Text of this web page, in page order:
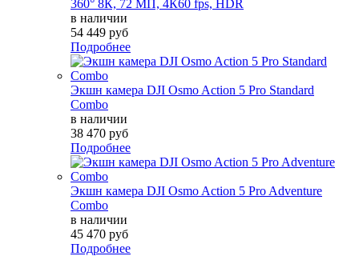
360° 8К, 72 МП, 4К60 fps, HDR
в наличии
54 449 руб
Подробнее
Экшн камера DJI Osmo Action 5 Pro Standard
Combo
в наличии
38 470 руб
Подробнее
Экшн камера DJI Osmo Action 5 Pro Adventure
Combo
в наличии
45 470 руб
Подробнее